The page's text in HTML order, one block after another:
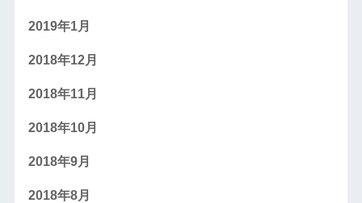
2019年1月
2018年12月
2018年11月
2018年10月
2018年9月
2018年8月